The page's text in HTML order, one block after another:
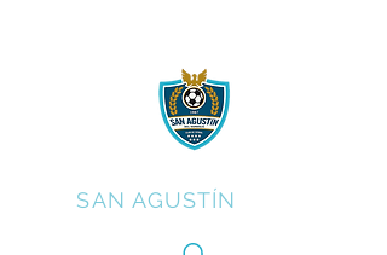
SAN AGUSTÍN